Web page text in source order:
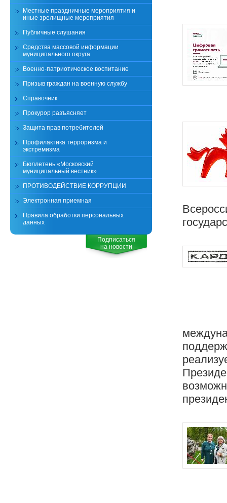
Местные праздничные мероприятия и
иные зрелищные мероприятия
Публичные слушания
Средства массовой информации
муниципального округа
Военно-патриотическое воспитание
Призыв граждан на военную службу
Справочник
Прокурор разъясняет
Защита прав потребителей
Профилактика терроризма и
экстремизма
Бюллетень «Московский
муниципальный вестник»
ПРОТИВОДЕЙСТВИЕ КОРРУПЦИИ
Электронная приемная
Правила обработки персональных
данных
Подписаться
на новости